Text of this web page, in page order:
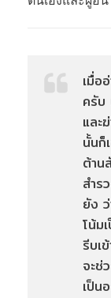
เมื่อ
ครับ
และ
นั้นก็
ต้าน
สำร
ยัง
โน้ม
รีบเ
จะช่
เป็น